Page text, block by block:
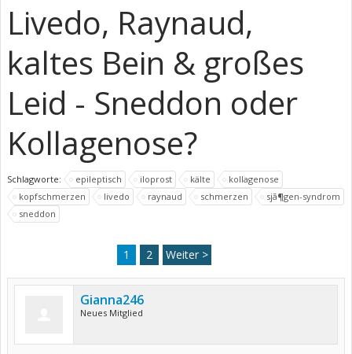
Livedo, Raynaud,
kaltes Bein & großes
Leid - Sneddon oder
Kollagenose?
Schlagworte: epileptisch iloprost kälte
kollagenose
kopfschmerzen
livedo raynaud schmerzen
sjã¶gen-syndrom
sneddon
1 2 Weiter >
Gianna246
Neues Mitglied